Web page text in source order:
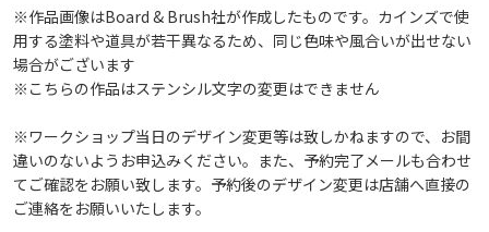
※作品画像はBoard & Brush社が作成したものです。カインズで使
用する塗料や道具が若干異なるため、同じ色味や風合いが出せない
場合がございます
※こちらの作品はステンシル文字の変更はできません
※ワークショップ当日のデザイン変更等は致しかねますので、お間
違いのないようお申込みください。また、予約完了メールも合わせ
てご確認をお願い致します。予約後のデザイン変更は店舗へ直接の
ご連絡をお願いいたします。